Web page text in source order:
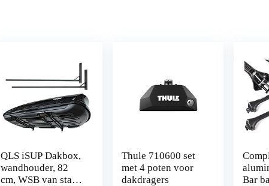
QLS iSUP Dakbox,
wandhouder, 82
cm, WSB van staal,
Thule 710600 set
met 4 poten voor
dakdragers
Bar